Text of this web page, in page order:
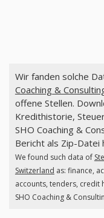
Wir fanden solche
Coaching &
offene Stellen.
Kredithistorie,
SHO Coaching &
Bericht als Zip-Datei
We found such data of
Switzerland as: finance,
accounts, tenders, credit
SHO Coaching &